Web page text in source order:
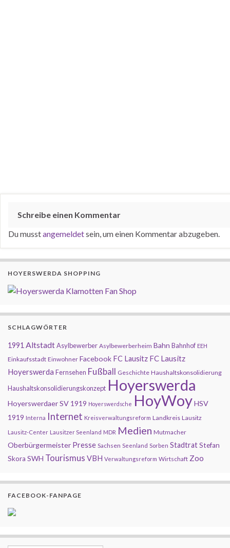
Schreibe einen Kommentar
Du musstangemeldetsein, um einen Kommentar abzugeben.
HOYERSWERDA SHOPPING
SCHLAGWÖRTER
1991 AltstadtAsylbewerber Asylbewerberheim Bahn Bahnhof EEH
Einkaufsstadt Einwohner Facebook FC Lausitz FC Lausitz
Hoyerswerda Fernsehen Fußball Geschichte Haushaltskonsolidierung
Haushaltskonsolidierungskonzept Hoyerswerda
Hoyerswerdaer SV 1919 Hoyerswerdsche HoyWoyHSV
1919 Interna Internet Kreisverwaltungsreform Landkreis Lausitz
Lausitz-Center Lausitzer Seenland MDR Medien Mutmacher
Oberbürgermeister Presse Sachsen Seenland Sorben StadtratStefan
Skora SWH Tourismus VBH Verwaltungsreform Wirtschaft Zoo
FACEBOOK-FANPAGE